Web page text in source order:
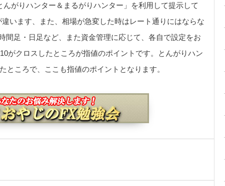
んがりハンター＆まるがりハンター」を利用して提示して
います、また、相場が急変した時はレート通りにはならな
間足・日足など、また資金管理に応じて、各自で設定をお
がクロスしたところが指値のポイントです。とんがりハン
ところで、ここも指値のポイントとなります。